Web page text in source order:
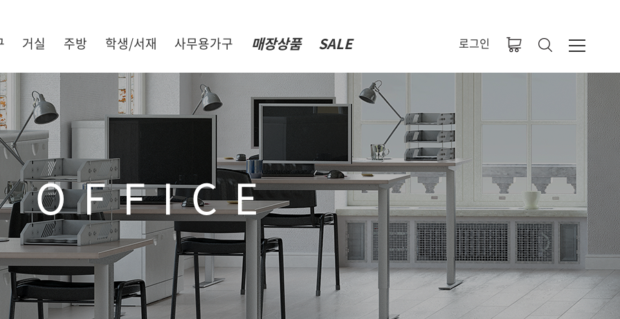
거실 주방 학생/서재 사무용가구 매장상품 SALE 로그인
OFFICE